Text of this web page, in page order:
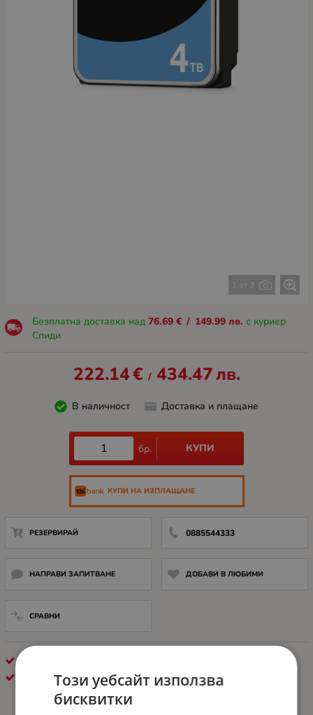
1 от 3
Безплатна доставка над 76.69 € / 149.99 лв. с куриер
Спиди
222.14€ / 434.47лв.
В наличност Доставка и плащане
бр. КУПИ
КУПИ НА ИЗПЛАЩАНЕ
РЕЗЕРВИРАЙ 0885544333
НАПРАВИ ЗАПИТВАНЕ ДОБАВИ В ЛЮБИМИ
СРАВНИ
SEAGATEТози уебсайт използва
бисквитки